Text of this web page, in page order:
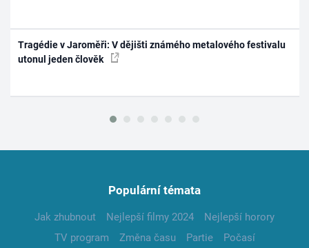
Tragédie v Jaroměři: V dějišti známého metalového festivalu
utonul jeden člověk
Populární témata
Jak zhubnout Nejlepší filmy 2024
Nejlepší horory
TV program
Změna času Partie
Počasí